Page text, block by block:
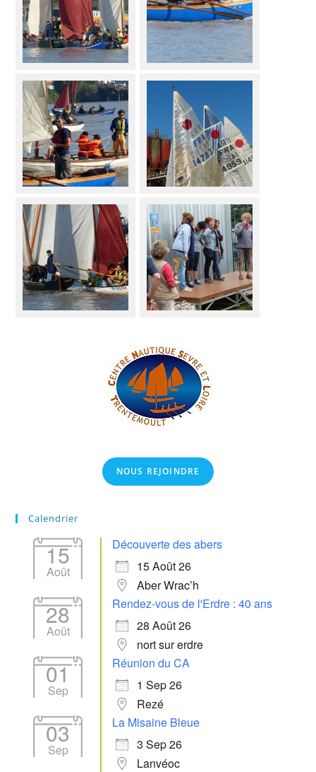
NOUS REJOINDRE
Calendrier
15
Août
Découverte des abers
15 Août 26
Aber Wrac’h
28
Août
Rendez-vous de l'Erdre : 40 ans
28 Août 26
nort sur erdre
01
Sep
Réunion du CA
1 Sep 26
Rezé
03
Sep
La Misaine Bleue
3 Sep 26
Lanvéoc